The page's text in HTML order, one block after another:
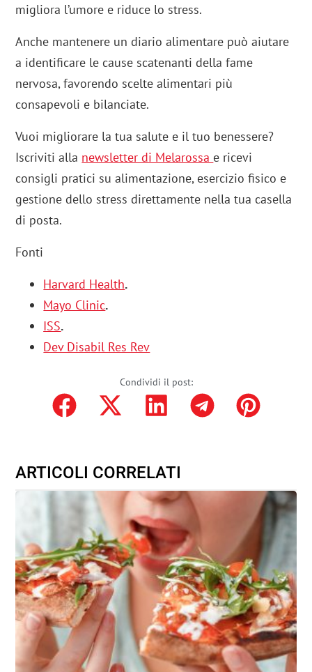
migliora l’umore e riduce lo stress.
Anche mantenere un diario alimentare può aiutare
a identificare le cause scatenanti della fame
nervosa, favorendo scelte alimentari più
consapevoli e bilanciate.
Vuoi migliorare la tua salute e il tuo benessere?
Iscriviti alla newsletter di Melarossa e ricevi
consigli pratici su alimentazione, esercizio fisico e
gestione dello stress direttamente nella tua casella
di posta.
Fonti
Harvard Health.
Mayo Clinic.
ISS.
Dev Disabil Res Rev
Condividi il post:
ARTICOLI CORRELATI